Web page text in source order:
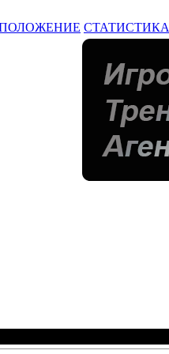
СТАТИСТИКА